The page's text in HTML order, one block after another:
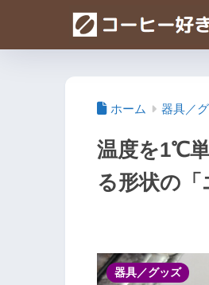
ホーム 器具／
温度を1℃
る形状の
器具／グッズ